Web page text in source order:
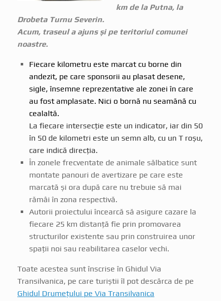
km de la Putna, la
Drobeta Turnu Severin.
Acum, traseul a ajuns și pe teritoriul comunei
noastre.
Fiecare kilometru este marcat cu borne din
andezit, pe care sponsorii au plasat desene,
sigle, însemne reprezentative ale zonei în care
au fost amplasate. Nici o bornă nu seamănă cu
cealaltă.
La fiecare intersecție este un indicator, iar din 50
în 50 de kilometri este un semn alb, cu un T roșu,
care indică direcția.
În zonele frecventate de animale sălbatice sunt
montate panouri de avertizare pe care este
marcată și ora după care nu trebuie să mai
rămâi în zona respectivă.
Autorii proiectului încearcă să asigure cazare la
fiecare 25 km distanță fie prin promovarea
structurilor existente sau prin construirea unor
spații noi sau reabilitarea caselor vechi.
Toate acestea sunt înscrise în Ghidul Via
Transilvanica, pe care turiștii îl pot descărca de pe
Ghidul Drumețului pe Via Transilvanica